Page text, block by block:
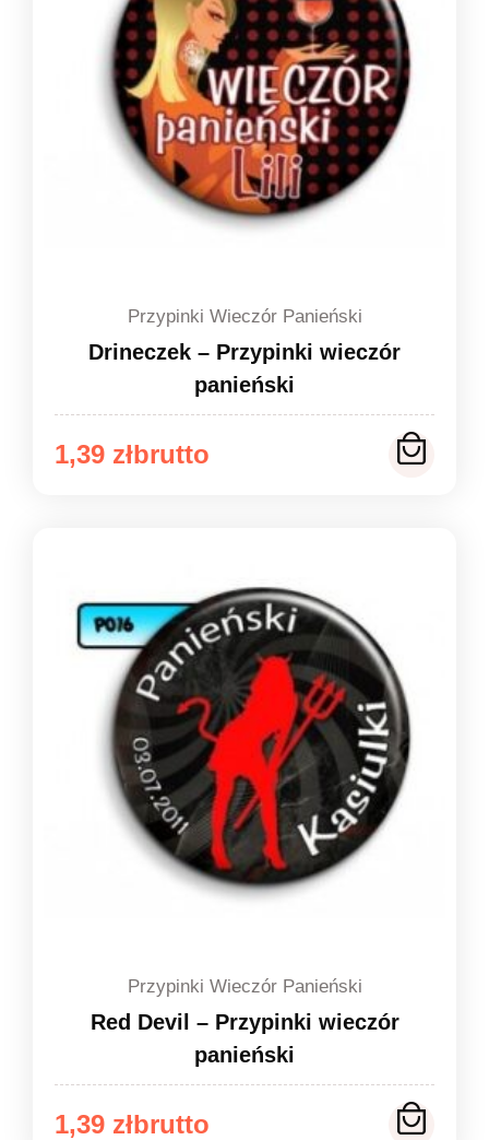
Przypinki Wieczór Panieński
Drineczek – Przypinki wieczór
panieński
1,39 zł
Zakres
do
1,49 zł
Przypinki Wieczór Panieński
Red Devil – Przypinki wieczór
panieński
1,39 zł
Zakres